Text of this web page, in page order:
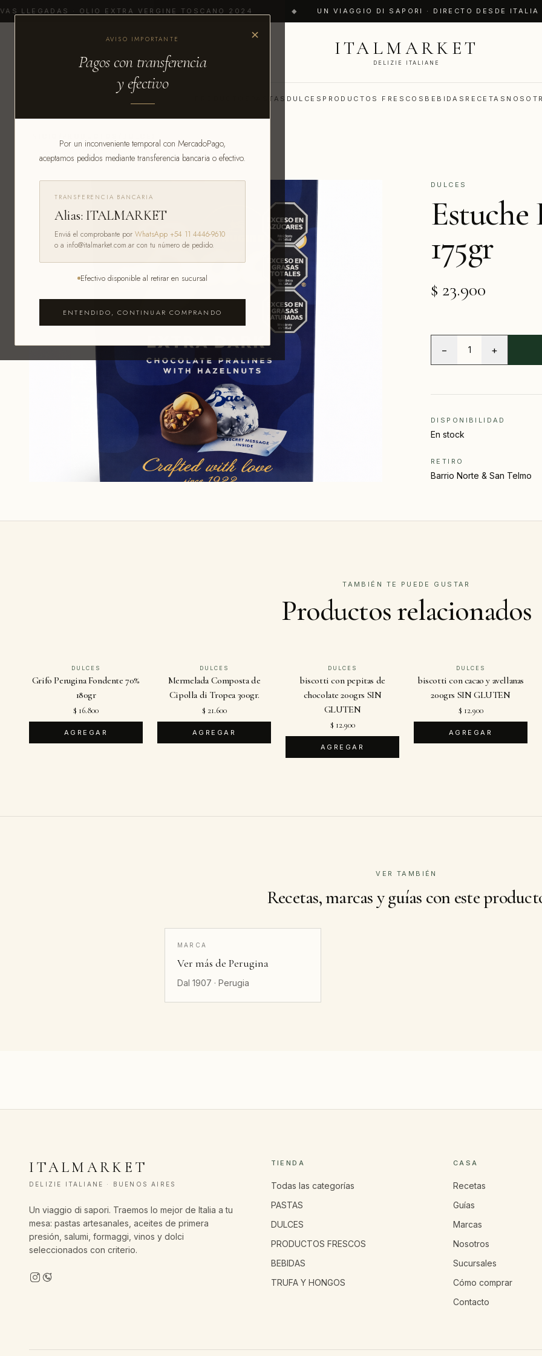
LLEGADAS · OLIO EXTRA VERGINE TOSCANO 2024 ◆ UN VIAGGIO DI SAPORI · DIRECTO DESDE ITALIA
ITALMARKET
DELIZIE ITALIANE
PASTAS DULCES PRODUCTOS FRESCOS BEBIDAS RECETAS
DULCES
175gr
$ 23.900
− 1 +
DISPONIBILIDAD
En stock
RETIRO
Barrio Norte & San Telmo
TAMBIÉN TE PUEDE GUSTAR
Productos relacionados
DULCES
Grifo Perugina Fondente 70%
180gr
$ 16.800
AGREGAR
DULCES
Mermelada Composta de
Cipolla di Tropea 300gr.
$ 21.600
AGREGAR
DULCES
biscotti con pepitas de
chocolate 200grs SIN
GLUTEN
$ 12.900
AGREGAR
DULCES
biscotti con cacao y avellanas
200grs SIN GLUTEN
$ 12.900
AGREGAR
VER TAMBIÉN
Recetas, marcas y guías con este
MARCA
Ver más de Perugina
Dal 1907 · Perugia
ITALMARKET
DELIZIE ITALIANE · BUENOS AIRES
Un viaggio di sapori. Traemos lo mejor de Italia a tu
mesa: pastas artesanales, aceites de primera
presión, salumi, formaggi, vinos y dolci
seleccionados con criterio.
TIENDA
Todas las categorías
PASTAS
DULCES
PRODUCTOS FRESCOS
BEBIDAS
TRUFA Y HONGOS
CASA
Recetas
Guías
Marcas
Nosotros
Sucursales
Cómo comprar
Contacto
×
AVISO IMPORTANTE
Pagos con transferencia
y efectivo
Por un inconveniente temporal con MercadoPago,
aceptamos pedidos mediante transferencia bancaria o efectivo.
TRANSFERENCIA BANCARIA
Alias: ITALMARKET
Enviá el comprobante por WhatsApp +54 11 4446-9610
o a info@italmarket.com.ar con tu número de pedido.
Efectivo disponible al retirar en sucursal
ENTENDIDO, CONTINUAR COMPRANDO